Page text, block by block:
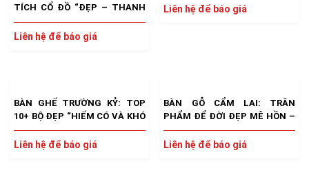
TÍCH CỔ ĐỒ “ĐẸP – THANH
THOÁT”
Liên hệ để báo giá
Liên hệ để báo giá
BÀN GHẾ TRƯỜNG KỶ: TOP
10+ BỘ ĐẸP “HIẾM CÓ VÀ KHÓ
TÌM”
Liên hệ để báo giá
BÀN GỖ CẨM LAI: TRÂN
PHẨM ĐỂ ĐỜI ĐẸP MÊ HỒN –
HIẾM CÓ XƯA NAY
Liên hệ để báo giá